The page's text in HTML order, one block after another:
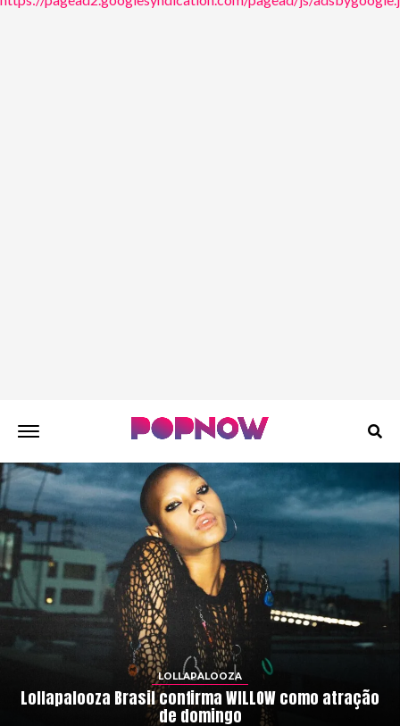
LOLLAPALOOZA
Lollapalooza Brasil confirma WILLOW como atração
de domingo